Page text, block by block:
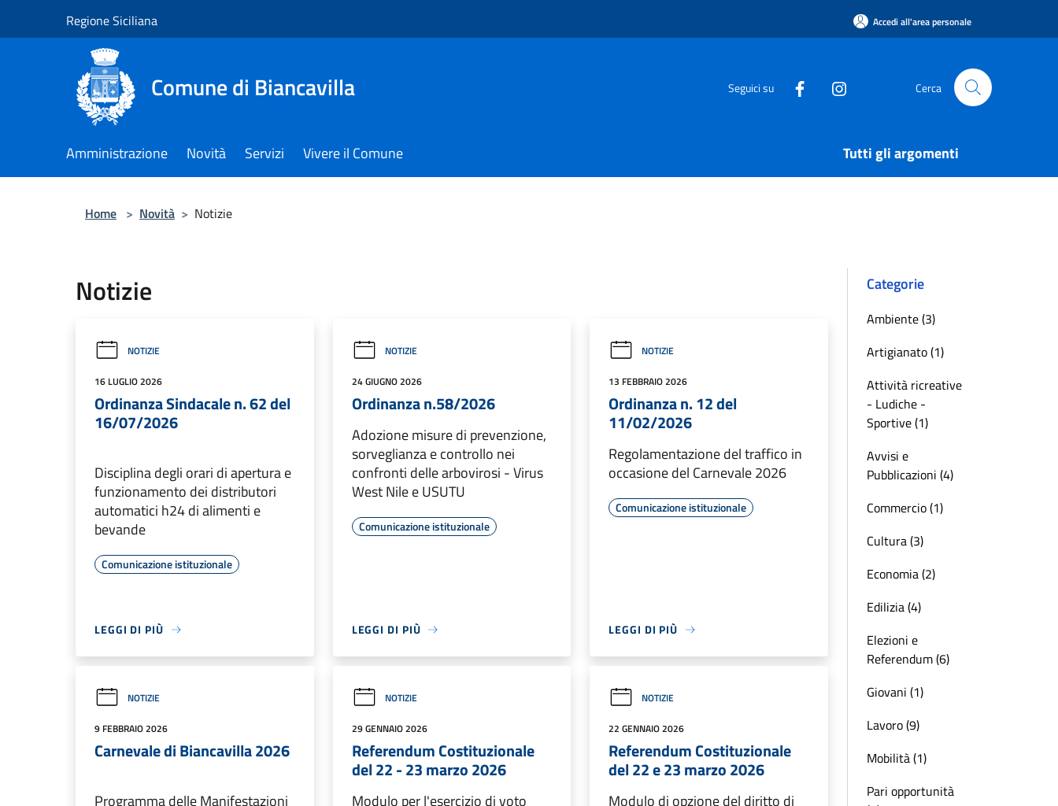
Regione Siciliana Accedi all'area personale
Comune di Biancavilla Seguici su Cerca
Amministrazione Novità Servizi Vivere il Comune Tutti gli argomenti
Home > Novità > Notizie
Notizie
NOTIZIE
16 LUGLIO 2026
Ordinanza Sindacale n. 62 del
16/07/2026
Disciplina degli orari di apertura e
funzionamento dei distributori
automatici h24 di alimenti e
bevande
Comunicazione istituzionale
LEGGI DI PIÙ
NOTIZIE
24 GIUGNO 2026
Ordinanza n.58/2026
Adozione misure di prevenzione,
sorveglianza e controllo nei
confronti delle arbovirosi - Virus
West Nile e USUTU
Comunicazione istituzionale
LEGGI DI PIÙ
NOTIZIE
13 FEBBRAIO 2026
Ordinanza n. 12 del
11/02/2026
Regolamentazione del traffico in
occasione del Carnevale 2026
Comunicazione istituzionale
LEGGI DI PIÙ
NOTIZIE
9 FEBBRAIO 2026
Carnevale di Biancavilla 2026
Programma delle Manifestazioni
NOTIZIE
29 GENNAIO 2026
Referendum Costituzionale
del 22 - 23 marzo 2026
Modulo per l'esercizio di voto
NOTIZIE
22 GENNAIO 2026
Referendum Costituzionale
del 22 e 23 marzo 2026
Modulo di opzione del diritto di
Categorie
Ambiente (3)
Artigianato (1)
Attività ricreative
- Ludiche -
Sportive (1)
Avvisi e
Pubblicazioni (4)
Commercio (1)
Cultura (3)
Economia (2)
Edilizia (4)
Elezioni e
Referendum (6)
Giovani (1)
Lavoro (9)
Mobilità (1)
Pari opportunità